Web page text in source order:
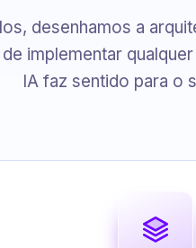
desenhamos a
implementar
IA faz sentido para o